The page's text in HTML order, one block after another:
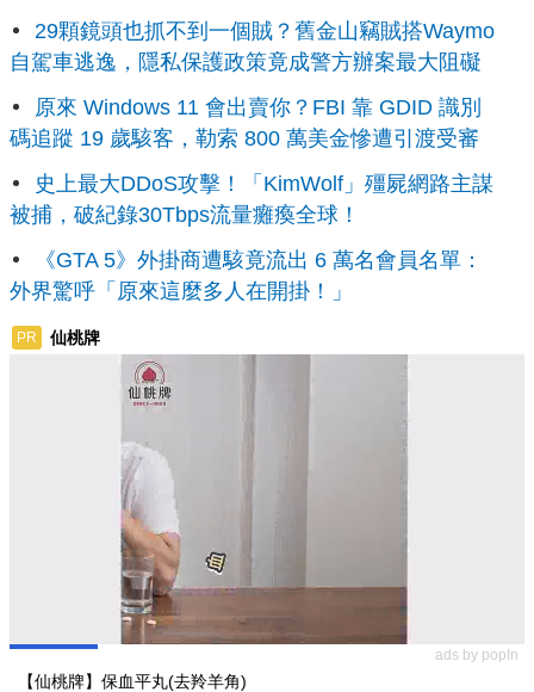
29顆鏡頭也抓不到一個賊？舊金山竊賊搭Waymo
自駕車逃逸，隱私保護政策竟成警方辦案最大阻礙
原來 Windows 11 會出賣你？FBI 靠 GDID 識別
碼追蹤 19 歲駭客，勒索 800 萬美金慘遭引渡受審
史上最大DDoS攻擊！「KimWolf」殭屍網路主謀
被捕，破紀錄30Tbps流量癱瘓全球！
《GTA 5》外掛商遭駭竟流出 6 萬名會員名單：
外界驚呼「原來這麼多人在開掛！」
PR 仙桃牌
ads by popIn
【仙桃牌】保血平丸(去羚羊角)